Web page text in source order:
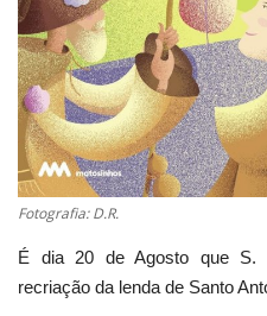
Fotografia: D.R.
É dia 20 de Agosto que S.
recriação da lenda de Santo